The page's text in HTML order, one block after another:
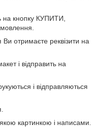
на кнопку КУПИТИ,
отримаєте реквізити на
і відправить на
і відправляються
картинкою і написами.